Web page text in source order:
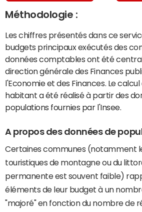
Méthodologie :
Les chiffres présentés dans ce
budgets principaux exécutés des
données comptables ont été
direction générale des Finances
l'Economie et des Finances. Le
habitant a été réalisé à partir des
populations fournies par l'Insee.
A propos des données de
Certaines communes (notamment
touristiques de montagne ou du
permanente est souvent faible)
éléments de leur budget à un
"majoré" en fonction du nombre de